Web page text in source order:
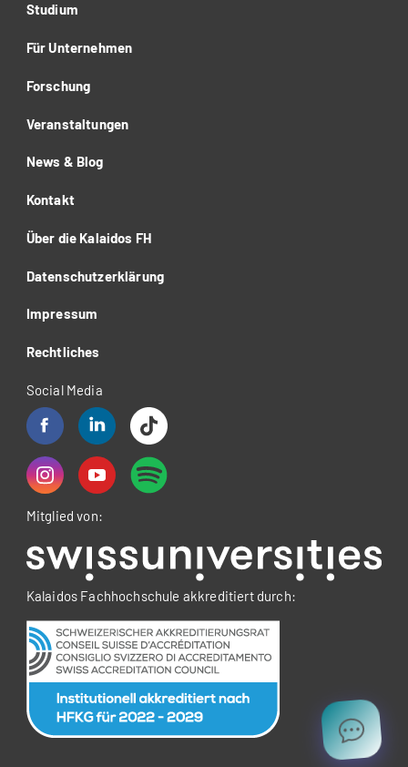
Studium
Für Unternehmen
Forschung
Veranstaltungen
News & Blog
Kontakt
Über die Kalaidos FH
Datenschutzerklärung
Impressum
Rechtliches
Social Media
Mitglied von:
Kalaidos Fachhochschule akkreditiert durch: